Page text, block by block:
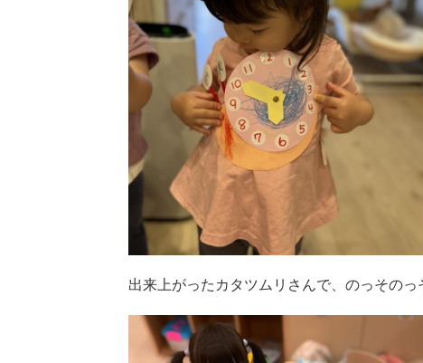
出来上がったカタツムリさんで、のっその